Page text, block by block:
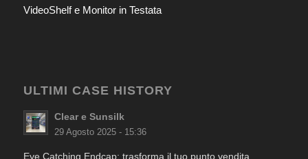
VideoShelf e Monitor in Testata
ULTIMI CASE HISTORY
Clear e Sunsilk
29 Agosto 2025 - 15:36
Eye Catching Endcap: trasforma il tuo punto vendita